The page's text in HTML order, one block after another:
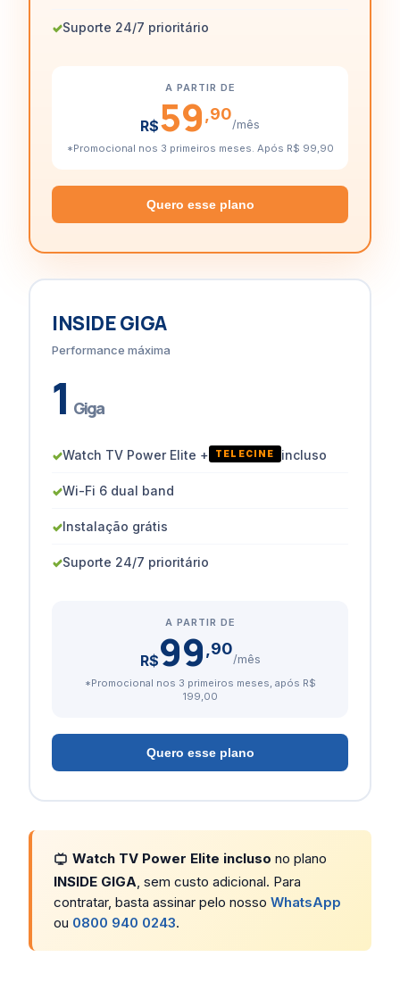
✓Suporte 24/7 prioritário
A PARTIR DE
R$59 ,90
/mês
*Promocional nos 3 primeiros meses. Após R$ 99,90
Quero esse plano
INSIDE GIGA
Performance máxima
1 Giga
✓Watch TV Power Elite + TELECINE incluso
✓Wi-Fi 6 dual band
✓Instalação grátis
✓Suporte 24/7 prioritário
A PARTIR DE
R$99 ,90
/mês
*Promocional nos 3 primeiros meses, após R$
199,00
Quero esse plano
Watch TV Power Elite incluso no plano
INSIDE GIGA, sem custo adicional. Para
contratar, basta assinar pelo nosso WhatsApp
ou 0800 940 0243.